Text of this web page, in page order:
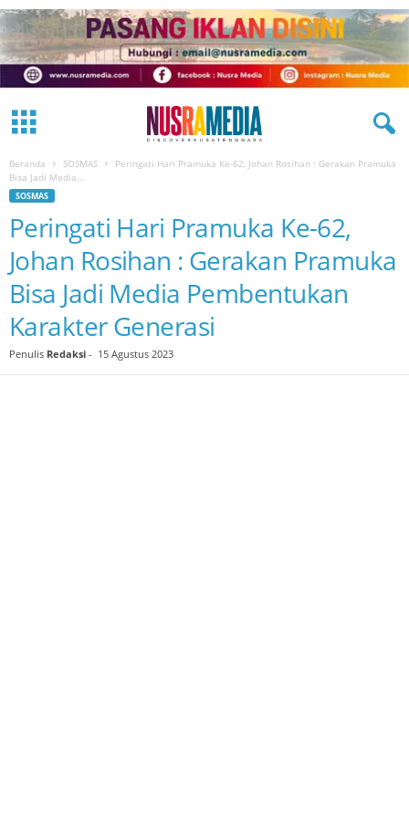
Beranda SOSMAS
Peringati Hari Pramuka Ke-62, Johan Rosihan : Gerakan Pramuka
Bisa Jadi Media...
SOSMAS
Peringati Hari Pramuka Ke-62,
Johan Rosihan : Gerakan Pramuka
Bisa Jadi Media Pembentukan
Karakter Generasi
Penulis Redaksi - 15 Agustus 2023